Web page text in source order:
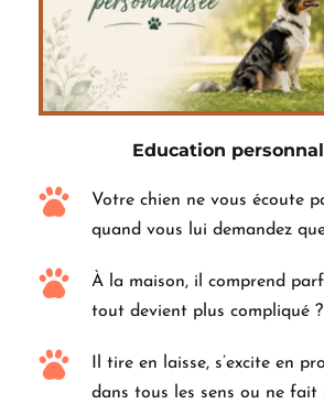
Education
Votre chien ne vous écoute
quand vous lui demandez
À la maison, il comprend
tout devient plus compliqué ?
Il tire en laisse, s’excite en
dans tous les sens ou ne